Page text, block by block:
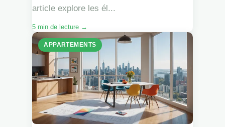
article explore les él...
5 min de lecture →
APPARTEMENTS